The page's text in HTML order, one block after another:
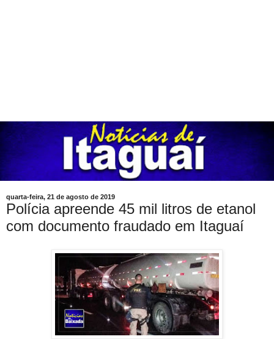
quarta-feira, 21 de agosto de 2019
Polícia apreende 45 mil litros de etanol
com documento fraudado em Itaguaí